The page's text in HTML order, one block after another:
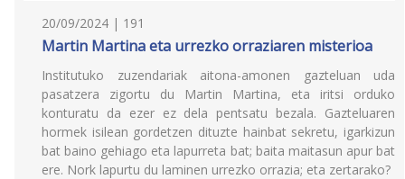
20/09/2024 | 191
Martin Martina eta urrezko orraziaren misterioa
Institutuko zuzendariak aitona-amonen gazteluan uda
pasatzera zigortu du Martin Martina, eta iritsi orduko
konturatu da ezer ez dela pentsatu bezala. Gazteluaren
hormek isilean gordetzen dituzte hainbat sekretu, igarkizun
bat baino gehiago eta lapurreta bat; baita maitasun apur bat
ere. Nork lapurtu du laminen urrezko orrazia; eta zertarako?